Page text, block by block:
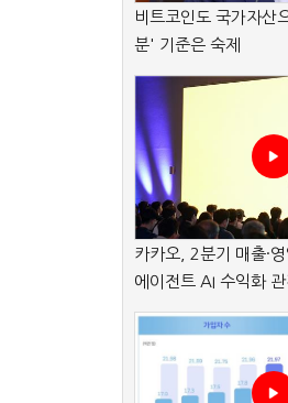
비트코인도 국가자산
분' 기준은 숙제
카카오, 2분기 매출·
에이전트 AI 수익화 관